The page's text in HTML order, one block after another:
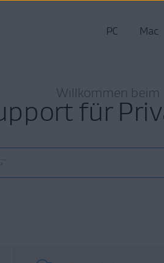
PC Mac
Willkommen beim
für